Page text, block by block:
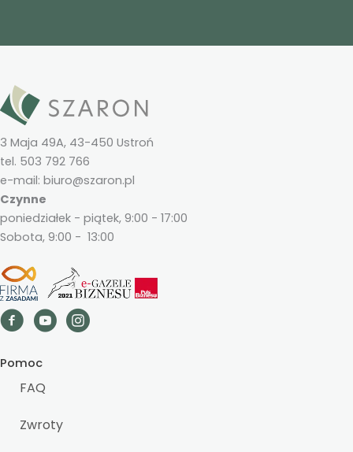
3 Maja 49A, 43-450 Ustroń
tel. 503 792 766
e-mail: biuro@szaron.pl
Czynne
poniedziałek - piątek, 9:00 - 17:00
Sobota, 9:00 - 13:00
Pomoc
FAQ
Zwroty